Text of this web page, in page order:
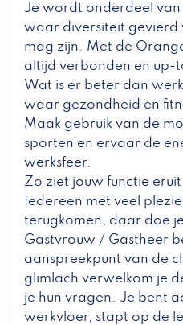
Je wordt onderdeel
waar diversiteit
mag zijn. Met de
altijd verbonden en up-
Wat is er beter dan
waar gezondheid en
Maak gebruik van de
sporten en ervaar de
werksfeer.
Zo ziet jouw functie eruit
Iedereen met veel
terugkomen, daar doe
Gastvrouw / Gastheer
aanspreekpunt van de
glimlach verwelkom je
je hun vragen. Je bent
werkvloer, stapt op de